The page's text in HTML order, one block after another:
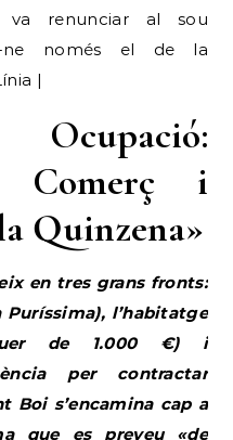
renunciar al sou
ne només el de la
|
Comerç i
Quinzena»
en tres grans fronts:
l’habitatge
de 1.000 €) i
per contractar
Boi s’encamina cap a
que es preveu «de